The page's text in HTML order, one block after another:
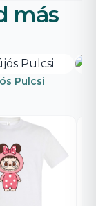
más
Pulcsi